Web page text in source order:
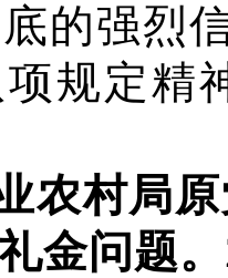
的强烈
规定精
农村局
金问题。